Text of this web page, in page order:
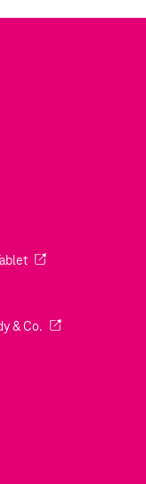
Tab geöffnet)
Tab geöffnet)
(Wird in einem
geöffnet)
& Co. (Wird in einem